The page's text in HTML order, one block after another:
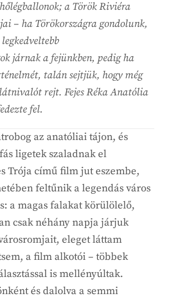
a Török Riviéra
– ha Törökországra gondolunk,
járnak a fejünkben, pedig ha
talán sejtjük, hogy még
rejt. Fejes Réka Anatólia
fel.
az anatóliai tájon, és
ligetek szaladnak el
Trója című film jut eszembe,
feltűnik a legendás város
a magas falakat körülölelő,
csak néhány napja járjuk
eleget láttam
a film alkotói – többek
is mellényúltak.
és dalolva a semmi